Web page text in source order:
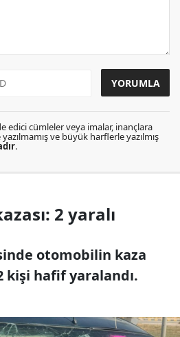
edici cümleler veya imalar, inançlara
ve büyük harflerle yazılmış
.
2 yaralı
otomobilin kaza
kişi hafif yaralandı.